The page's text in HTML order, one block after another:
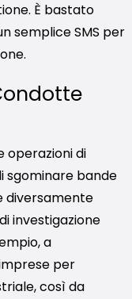
È bastato
semplice SMS per
operazioni di
sgominare bande
diversamente
investigazione
a
per
così da